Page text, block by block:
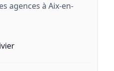
agences à Aix-en-